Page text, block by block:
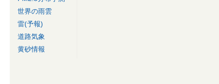
世界の雨雲
雷(予報)
道路気象
黄砂情報